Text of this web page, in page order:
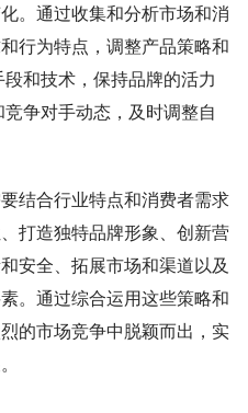
。通过收集和分析市场和消
行为特点，调整产品策略和
和技术，保持品牌的活力
争对手动态，及时调整自
结合行业特点和消费者需求
打造独特品牌形象、创新营
安全、拓展市场和渠道以及
。通过综合运用这些策略和
的市场竞争中脱颖而出，实